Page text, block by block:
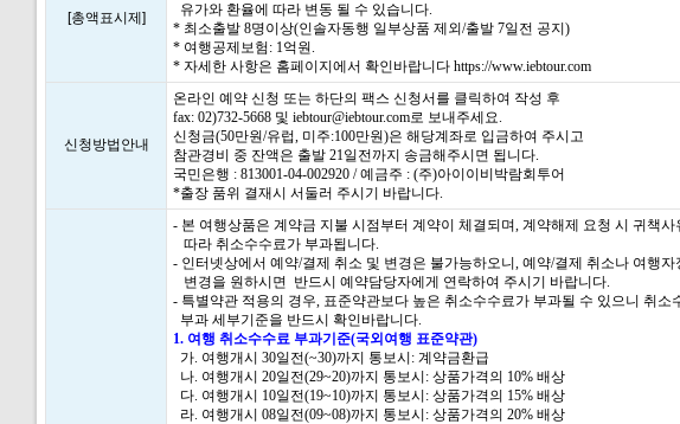
[총액표시제]
유가와 환율에 따라 변동 될 수 있습니다.
* 최소출발 8명이상(인솔자동행 일부상품 제외/출발 7일전 공지)
* 여행공제보험: 1억원.
* 자세한 사항은 홈페이지에서 확인바랍니다 https://www.iebtour.com
신청방법안내
온라인 예약 신청 또는 하단의 팩스 신청서를 클릭하여 작성 후
fax: 02)732-5668 및 iebtour@iebtour.com로 보내주세요.
신청금(50만원/유럽, 미주:100만원)은 해당계좌로 입금하여 주시고
참관경비 중 잔액은 출발 21일전까지 송금해주시면 됩니다.
국민은행 : 813001-04-002920 / 예금주 : (주)아이이비박람회투어
*출장 품위 결재시 서둘러 주시기 바랍니다.
- 본 여행상품은 계약금 지불 시점부터 계약이 체결되며, 계약해제 요청 시 귀책사
따라 취소수수료가 부과됩니다.
- 인터넷상에서 예약/결제 취소 및 변경은 불가능하오니, 예약/결제 취소나 여행자
변경을 원하시면 반드시 예약담당자에게 연락하여 주시기 바랍니다.
- 특별약관 적용의 경우, 표준약관보다 높은 취소수수료가 부과될 수 있으니 취소
부과 세부기준을 반드시 확인바랍니다.
1. 여행 취소수수료 부과기준(국외여행 표준약관)
가. 여행개시 30일전(~30)까지 통보시: 계약금환급
나. 여행개시 20일전(29~20)까지 통보시: 상품가격의 10% 배상
다. 여행개시 10일전(19~10)까지 통보시: 상품가격의 15% 배상
라. 여행개시 08일전(09~08)까지 통보시: 상품가격의 20% 배상